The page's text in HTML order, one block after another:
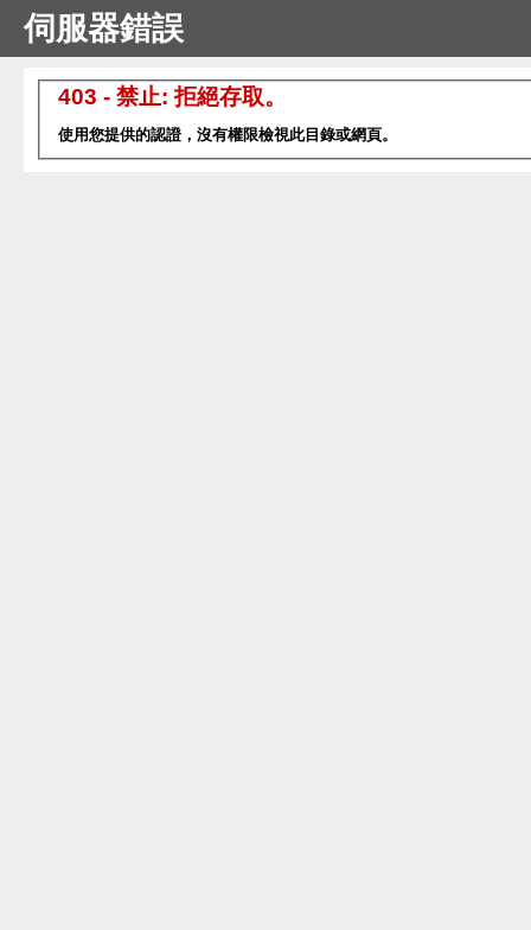
伺服器錯誤
403 - 禁止: 拒絕存取。
使用您提供的認證，沒有權限檢視此目錄或網頁。